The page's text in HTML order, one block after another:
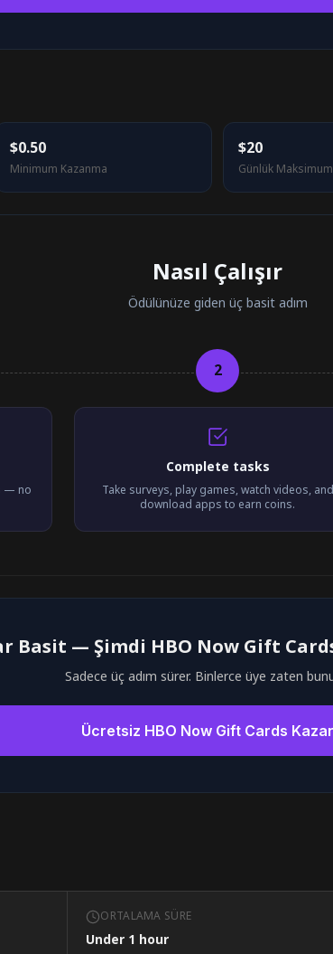
$0.50
Minimum Kazanma
$20
Günlük Maksimum
Nasıl Çalışır
Ödülünüze giden üç basit adım
— no
2
Complete tasks
Take surveys, play games, watch videos, and
download apps to earn coins.
Basit — Şimdi HBO Now Gift
Sadece üç adım sürer. Binlerce üye zaten
Ücretsiz HBO Now Gift Cards
ORTALAMA SÜRE
Under 1 hour